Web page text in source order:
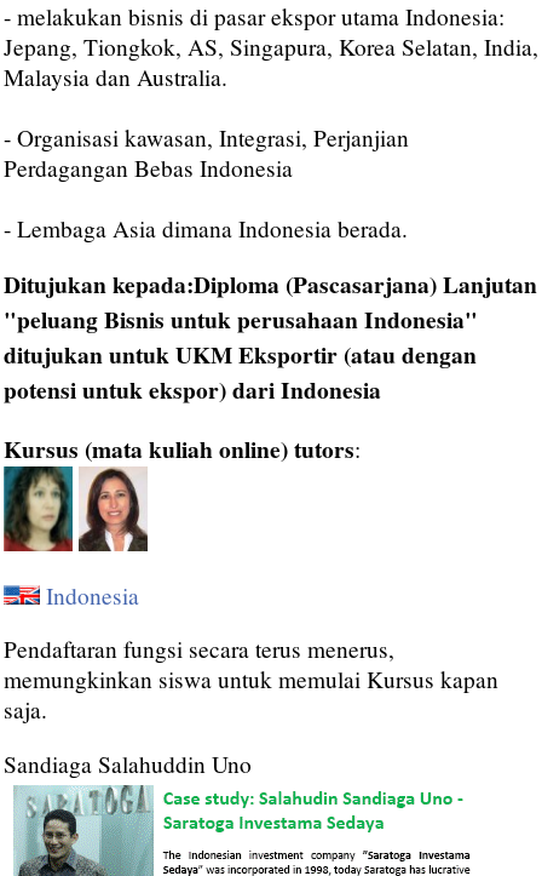
- melakukan bisnis di pasar ekspor utama Indonesia:
Jepang, Tiongkok, AS, Singapura, Korea Selatan, India,
Malaysia dan Australia.
- Organisasi kawasan, Integrasi, Perjanjian
Perdagangan Bebas Indonesia
- Lembaga Asia dimana Indonesia berada.
Ditujukan kepada:Diploma (Pascasarjana) Lanjutan
"peluang Bisnis untuk perusahaan Indonesia"
ditujukan untuk UKM Eksportir (atau dengan
potensi untuk ekspor) dari Indonesia
Kursus (mata kuliah online) tutors:
Indonesia
Pendaftaran fungsi secara terus menerus,
memungkinkan siswa untuk memulai Kursus kapan
saja.
Sandiaga Salahuddin Uno